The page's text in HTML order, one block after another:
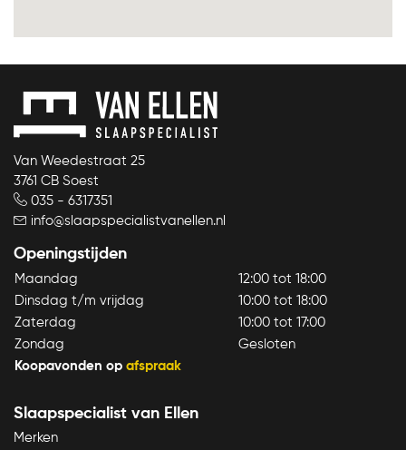
Van Weedestraat 25
3761 CB Soest
035 - 6317351
info@slaapspecialistvanellen.nl
Openingstijden
Maandag
12:00 tot 18:00
Dinsdag t/m vrijdag
10:00 tot 18:00
Zaterdag
10:00 tot 17:00
Zondag
Gesloten
Koopavonden op afspraak
Slaapspecialist van Ellen
Merken